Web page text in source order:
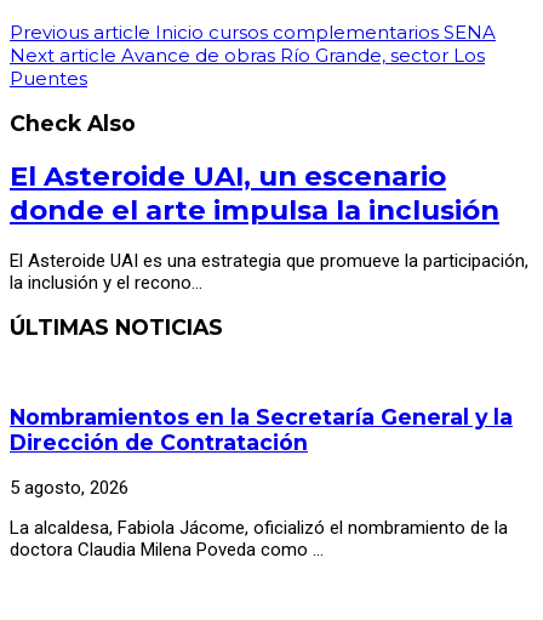
Previous article Inicio cursos complementarios SENA
Next article Avance de obras Río Grande, sector Los
Puentes
Check Also
El Asteroide UAI, un escenario
donde el arte impulsa la inclusión
El Asteroide UAI es una estrategia que promueve la participación,
la inclusión y el recono…
ÚLTIMAS NOTICIAS
Nombramientos en la Secretaría General y la
Dirección de Contratación
5 agosto, 2026
La alcaldesa, Fabiola Jácome, oficializó el nombramiento de la
doctora Claudia Milena Poveda como …